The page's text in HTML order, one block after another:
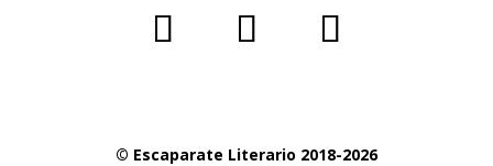
© Escaparate Literario 2018-2026